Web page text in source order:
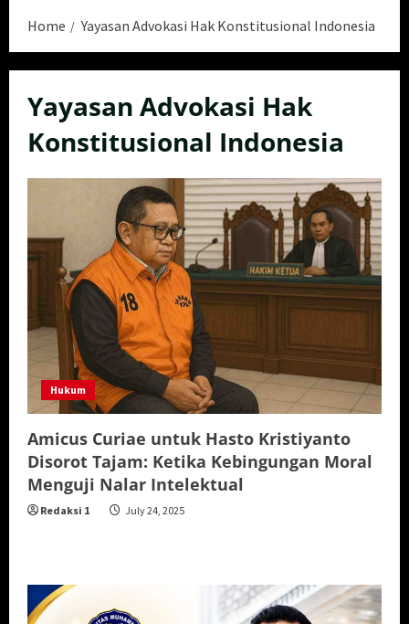
Home Yayasan Advokasi Hak Konstitusional Indonesia
Yayasan Advokasi Hak
Konstitusional Indonesia
Hukum
Amicus Curiae untuk Hasto Kristiyanto
Disorot Tajam: Ketika Kebingungan Moral
Menguji Nalar Intelektual
Redaksi 1 July 24, 2025